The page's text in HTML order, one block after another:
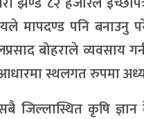
मापदण्ड पनि बनाउनु
बोहराले व्यवसाय
स्थलगत रुपमा
जिल्लास्थित कृषि ज्ञान